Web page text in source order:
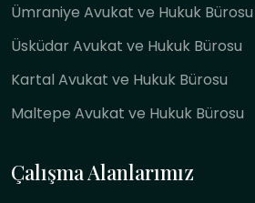
Ümraniye Avukat ve Hukuk Bürosu
Üsküdar Avukat ve Hukuk Bürosu
Kartal Avukat ve Hukuk Bürosu
Maltepe Avukat ve Hukuk Bürosu
Çalışma Alanlarımız